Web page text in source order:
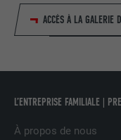
ACCÈS À LA GALERIE
L’ENTREPRISE FAMILIALE |
À propos de nous
FOURNISSEUR